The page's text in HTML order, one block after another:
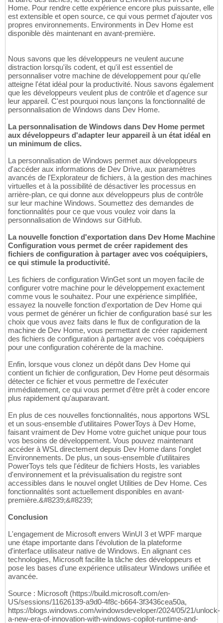
Home. Pour rendre cette expérience encore plus puissante, elle
est extensible et open source, ce qui vous permet d'ajouter vos
propres environnements. Environments in Dev Home est
disponible dès maintenant en avant-première.
Nous savons que les développeurs ne veulent aucune
distraction lorsqu'ils codent, et qu'il est essentiel de
personnaliser votre machine de développement pour qu'elle
atteigne l'état idéal pour la productivité. Nous savons également
que les développeurs veulent plus de contrôle et d'agence sur
leur appareil. C'est pourquoi nous lançons la fonctionnalité de
personnalisation de Windows dans Dev Home.
La personnalisation de Windows dans Dev Home permet
aux développeurs d'adapter leur appareil à un état idéal en
un minimum de clics.
La personnalisation de Windows permet aux développeurs
d'accéder aux informations de Dev Drive, aux paramètres
avancés de l'Explorateur de fichiers, à la gestion des machines
virtuelles et à la possibilité de désactiver les processus en
arrière-plan, ce qui donne aux développeurs plus de contrôle
sur leur machine Windows. Soumettez des demandes de
fonctionnalités pour ce que vous voulez voir dans la
personnalisation de Windows sur GitHub.
La nouvelle fonction d'exportation dans Dev Home Machine
Configuration vous permet de créer rapidement des
fichiers de configuration à partager avec vos coéquipiers,
ce qui stimule la productivité.
Les fichiers de configuration WinGet sont un moyen facile de
configurer votre machine pour le développement exactement
comme vous le souhaitez. Pour une expérience simplifiée,
essayez la nouvelle fonction d'exportation de Dev Home qui
vous permet de générer un fichier de configuration basé sur les
choix que vous avez faits dans le flux de configuration de la
machine de Dev Home, vous permettant de créer rapidement
des fichiers de configuration à partager avec vos coéquipiers
pour une configuration cohérente de la machine.
Enfin, lorsque vous clonez un dépôt dans Dev Home qui
contient un fichier de configuration, Dev Home peut désormais
détecter ce fichier et vous permettre de l'exécuter
immédiatement, ce qui vous permet d'être prêt à coder encore
plus rapidement qu'auparavant.
En plus de ces nouvelles fonctionnalités, nous apportons WSL
et un sous-ensemble d'utilitaires PowerToys à Dev Home,
faisant vraiment de Dev Home votre guichet unique pour tous
vos besoins de développement. Vous pouvez maintenant
accéder à WSL directement depuis Dev Home dans l'onglet
Environnements. De plus, un sous-ensemble d'utilitaires
PowerToys tels que l'éditeur de fichiers Hosts, les variables
d'environnement et la prévisualisation du registre sont
accessibles dans le nouvel onglet Utilities de Dev Home. Ces
fonctionnalités sont actuellement disponibles en avant-
première.&#8239;&#8239;
Conclusion
L'engagement de Microsoft envers WinUI 3 et WPF marque
une étape importante dans l'évolution de la plateforme
d'interface utilisateur native de Windows. En alignant ces
technologies, Microsoft facilite la tâche des développeurs et
pose les bases d'une expérience utilisateur Windows unifiée et
avancée.
Source : Microsoft (https://build.microsoft.com/en-
US/sessions/11626139-a9d0-4f8c-b664-3f3436cea50a,
https://blogs.windows.com/windowsdeveloper/2024/05/21/unlock-
a-new-era-of-innovation-with-windows-copilot-runtime-and-